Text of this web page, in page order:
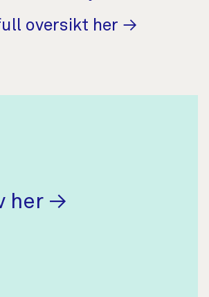
oversikt her →
her (åpnes i ny